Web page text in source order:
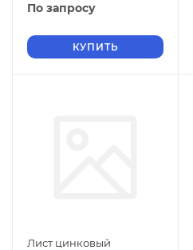
По запросу
КУПИТЬ
Лист цинковый